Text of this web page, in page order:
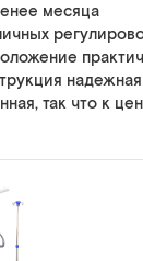
месяца
так что к